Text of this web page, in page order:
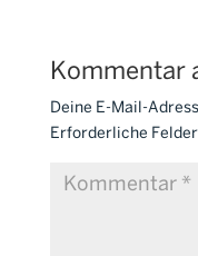
Kommentar
Deine E-Mail-
Erforderliche